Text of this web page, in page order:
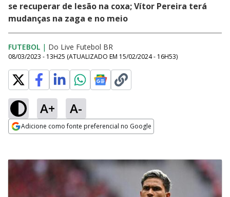
se recuperar de lesão na coxa; Vítor Pereira terá
mudanças na zaga e no meio
FUTEBOL | Do Live Futebol BR
08/03/2023 - 13H25 (ATUALIZADO EM 15/02/2024 - 16H53)
A+ A-
Adicione como fonte preferencial no Google